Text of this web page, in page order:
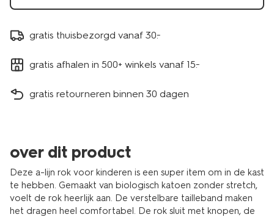
gratis thuisbezorgd vanaf 30.-
gratis afhalen in 500+ winkels vanaf 15.-
gratis retourneren binnen 30 dagen
over dit product
Deze a-lijn rok voor kinderen is een super item om in de kast
te hebben. Gemaakt van biologisch katoen zonder stretch,
voelt de rok heerlijk aan. De verstelbare tailleband maken
het dragen heel comfortabel. De rok sluit met knopen, de